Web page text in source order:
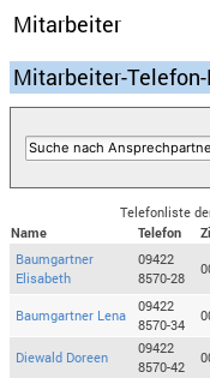
Mitarbeiter
Mitarbeiter-
Telefonliste
Name
Telefon
Baumgartner
Elisabeth
09422
8570-28
Baumgartner Lena
09422
8570-34
Diewald Doreen
09422
8570-42